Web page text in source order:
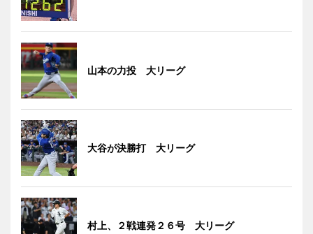
山本の力投 大リーグ
大谷が決勝打 大リーグ
村上、２戦連発２６号 大リーグ